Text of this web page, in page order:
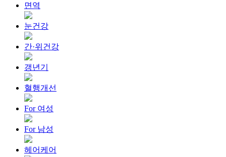
면역
눈건강
간·위건강
갱년기
혈행개선
For 여성
For 남성
헤어케어